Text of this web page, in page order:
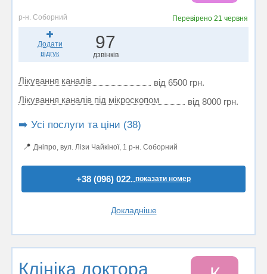
р-н. Соборний Перевірено21 червня
Додати
відгук
97
дзвінків
Лікування каналів
від 6500 грн.
Лікування каналів під мікроскопом
від 8000 грн.
➡️ Усі послуги та ціни (38)
📍 Дніпро, вул. Лізи Чайкіної, 1 р-н. Соборний
+38 (096) 022..показати номер
Докладніше
Клініка доктора